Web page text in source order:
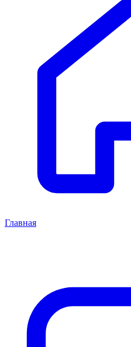
Главная